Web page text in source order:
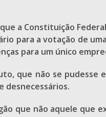
a Constituição
para a votação de
para um único
que não se pudesse
desnecessários.
que não aquele que